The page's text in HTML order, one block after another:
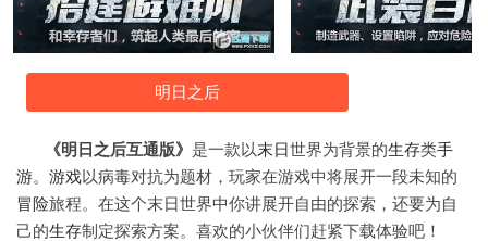
明日之后
《明日之后互通版》 是一款以末日世界为背景的生存类手
游。 游戏以病毒对抗为题材，玩家在游戏中将展开一段未知的
冒险旅程。在这个末日世界中你讲展开自由的探索，还要为自
己的生存制定探索方案。喜欢的小伙伴们赶紧下载体验吧！